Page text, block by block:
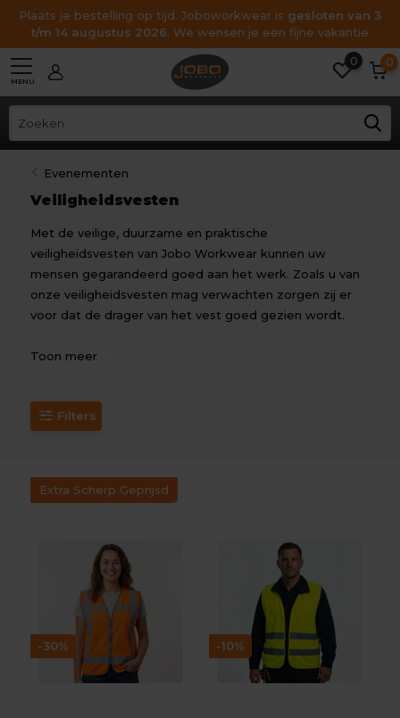
Plaats je bestelling op tijd. Joboworkwear is gesloten van 3
t/m 14 augustus 2026. We wensen je een fijne vakantie
MENU
0 0
Evenementen
Veiligheidsvesten
Met de veilige, duurzame en praktische
veiligheidsvesten van Jobo Workwear kunnen uw
mensen gegarandeerd goed aan het werk. Zoals u van
onze veiligheidsvesten mag verwachten zorgen zij er
voor dat de drager van het vest goed gezien wordt.
Toon meer
Filters
-30%
Extra Scherp Geprijsd
-10%